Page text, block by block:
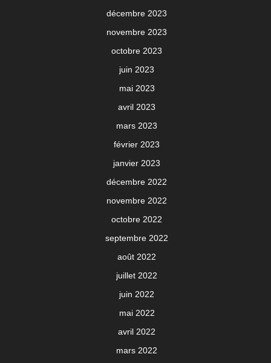
décembre 2023
novembre 2023
octobre 2023
juin 2023
mai 2023
avril 2023
mars 2023
février 2023
janvier 2023
décembre 2022
novembre 2022
octobre 2022
septembre 2022
août 2022
juillet 2022
juin 2022
mai 2022
avril 2022
mars 2022